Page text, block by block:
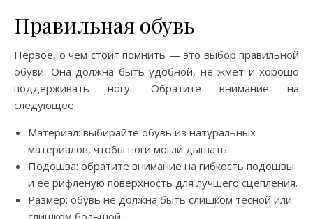
Правильная обувь
Первое, о чем стоит помнить — это выбор правильной
обуви. Она должна быть удобной, не жмет и хорошо
поддерживать ногу. Обратите внимание на
следующее:
Материал: выбирайте обувь из натуральных
материалов, чтобы ноги могли дышать.
Подошва: обратите внимание на гибкость подошвы
и ее рифленую поверхность для лучшего сцепления.
Размер: обувь не должна быть слишком тесной или
слишком большой.